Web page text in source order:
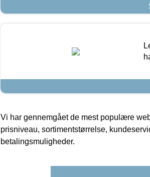
Vi har gennemgået de mest populære
prisniveau, sortimentstørrelse,
betalingsmuligheder.